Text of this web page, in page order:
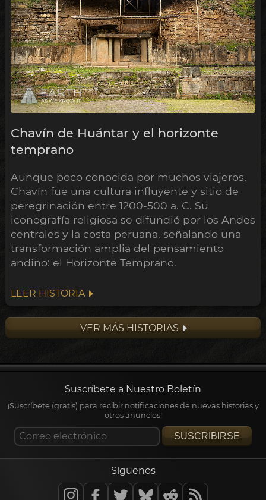
Chavín de Huántar y el horizonte
temprano
Aunque poco conocida por muchos viajeros,
Chavín fue una cultura influyente y sitio de
peregrinación entre 1200-500 a. C. Su
iconografía religiosa se difundió por los Andes
centrales y la costa peruana, señalando una
transformación amplia del pensamiento
andino: el Horizonte Temprano.
LEER HISTORIA
VER MÁS HISTORIAS
Suscríbete a Nuestro Boletín
¡Suscríbete (gratis) para recibir notificaciones de nuevas historias y
otros anuncios!
SUSCRIBIRSE
Síguenos